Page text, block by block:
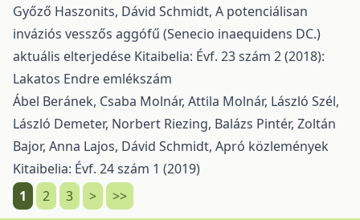
Győző Haszonits, Dávid Schmidt, A potenciálisan
inváziós vesszős aggófű (Senecio inaequidens DC.)
aktuális elterjedése Kitaibelia: Évf. 23 szám 2 (2018):
Lakatos Endre emlékszám
Ábel Beránek, Csaba Molnár, Attila Molnár, László Szél,
László Demeter, Norbert Riezing, Balázs Pintér, Zoltán
Bajor, Anna Lajos, Dávid Schmidt, Apró közlemények
Kitaibelia: Évf. 24 szám 1 (2019)
1
2 3 > >>